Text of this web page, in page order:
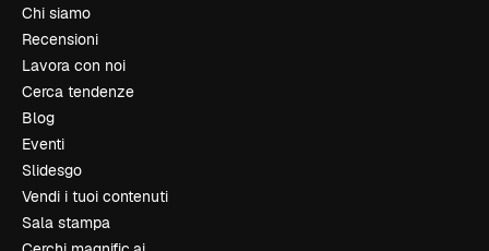
Chi siamo
Recensioni
Lavora con noi
Cerca tendenze
Blog
Eventi
Slidesgo
Vendi i tuoi contenuti
Sala stampa